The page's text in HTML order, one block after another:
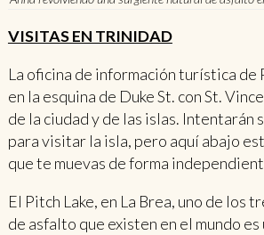
VISITAS EN TRINIDAD
La oficina de información turística de
en la esquina de Duke St. con St.
de la ciudad y de las islas. Intentarán
para visitar la isla, pero aquí abajo
que te muevas de forma
El Pitch Lake, en La Brea, uno de los
de asfalto que existen en el mundo